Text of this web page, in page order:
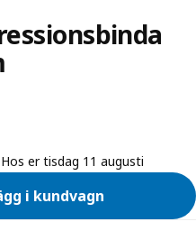
er tisdag 11 augusti
i kundvagn